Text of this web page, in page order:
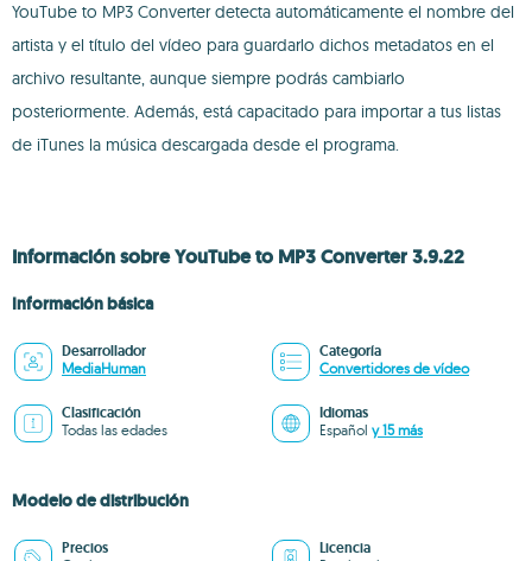
YouTube to MP3 Converter detecta automáticamente el nombre del
artista y el título del vídeo para guardarlo dichos metadatos en el
archivo resultante, aunque siempre podrás cambiarlo
posteriormente. Además, está capacitado para importar a tus listas
de iTunes la música descargada desde el programa.
Información sobre YouTube to MP3 Converter 3.9.22
Información básica
Desarrollador
MediaHuman
Categoría
Convertidores de vídeo
Clasificación
Todas las edades
Idiomas
Español y 15 más
Modelo de distribución
Precios Licencia